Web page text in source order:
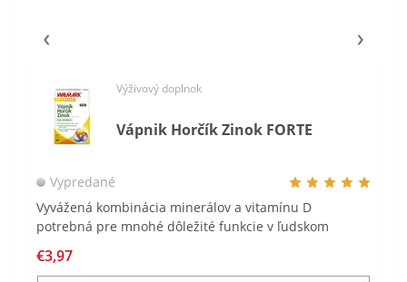
Výživový doplnok
Vápnik Horčík Zinok FORTE
Vypredané
Vyvážená kombinácia minerálov a vitamínu D
potrebná pre mnohé dôležité funkcie v ľudskom
€3,97